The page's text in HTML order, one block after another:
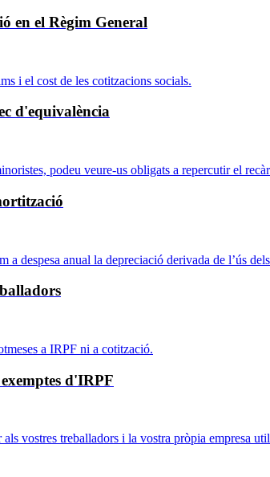
en el Règim General
i el cost de les cotitzacions socials.
d'equivalència
podeu veure-us obligats a repercutir el
a despesa anual la depreciació derivada de l’ús
a IRPF ni a cotització.
d'IRPF
vostres treballadors i la vostra pròpia empresa